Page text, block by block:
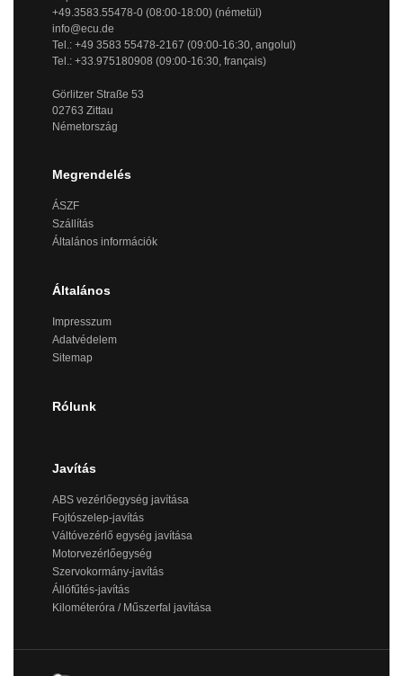
+49.3583.55478-0 (08:00-18:00) (németül)
info@ecu.de
Tel.: +49 3583 55478-2167 (09:00-16:30, angolul)
Tel.: +33.975180908 (09:00-16:30, français)
Görlitzer Straße 53
02763 Zittau
Németország
Megrendelés
ÁSZF
Szállítás
Általános információk
Általános
Impresszum
Adatvédelem
Sitemap
Rólunk
Javítás
ABS vezérlőegység javítása
Fojtószelep-javítás
Váltóvezérlő egység javítása
Motorvezérlőegység
Szervokormány-javítás
Állófűtés-javítás
Kilométeróra / Műszerfal javítása